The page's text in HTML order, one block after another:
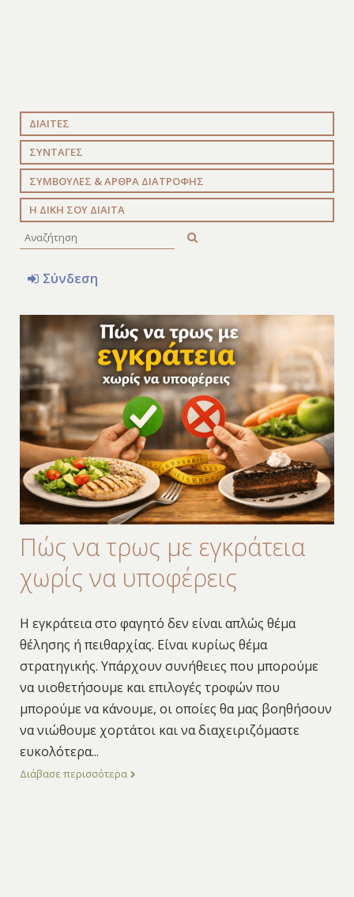
ΔΙΑΙΤΕΣ
ΣΥΝΤΑΓΕΣ
ΣΥΜΒΟΥΛΕΣ & ΑΡΘΡΑ ΔΙΑΤΡΟΦΗΣ
Η ΔΙΚΗ ΣΟΥ ΔΙΑΙΤΑ
Σύνδεση
Πώς να τρως με εγκράτεια
χωρίς να υποφέρεις
Η εγκράτεια στο φαγητό δεν είναι απλώς θέμα
θέλησης ή πειθαρχίας. Είναι κυρίως θέμα
στρατηγικής. Υπάρχουν συνήθειες που μπορούμε
να υιοθετήσουμε και επιλογές τροφών που
μπορούμε να κάνουμε, οι οποίες θα μας βοηθήσουν
να νιώθουμε χορτάτοι και να διαχειριζόμαστε
ευκολότερα...
Διάβασε περισσότερα